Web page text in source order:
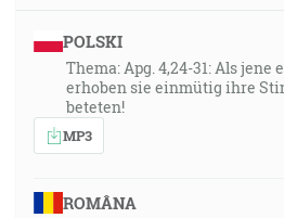
POLSKI
Thema: Apg. 4,24-31: Als
erhoben sie einmütig ihre
beteten!
MP3
ROMÂNA